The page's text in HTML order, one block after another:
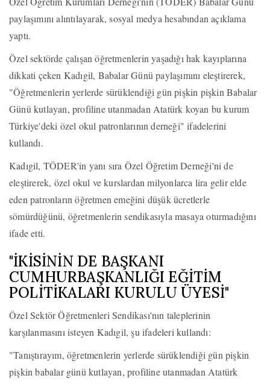
paylaşımını alıntılayarak, sosyal medya hesabından açıklama
yaptı.
Özel sektörde çalışan öğretmenlerin yaşadığı hak kayıplarına
dikkati çeken Kadıgil, Babalar Günü paylaşımını eleştirerek,
"Öğretmenlerin yerlerde sürüklendiği gün pişkin pişkin Babalar
Günü kutlayan, profiline utanmadan Atatürk koyan bu kurum
Türkiye'deki özel okul patronlarının derneği" ifadelerini
kullandı.
Kadıgil, TÖDER'in yanı sıra Özel Öğretim Derneği'ni de
eleştirerek, özel okul ve kurslardan milyonlarca lira gelir elde
eden patronların öğretmen emeğini düşük ücretlerle
sömürdüğünü, öğretmenlerin sendikasıyla masaya oturmadığını
ifade etti.
"İKİSİNİN DE BAŞKANI
CUMHURBAŞKANLIĞI EĞİTİM
POLİTİKALARI KURULU ÜYESİ"
Özel Sektör Öğretmenleri Sendikası'nın taleplerinin
karşılanmasını isteyen Kadıgil, şu ifadeleri kullandı:
"Tanıştırayım, öğretmenlerin yerlerde sürüklendiği gün pişkin
pişkin babalar günü kutlayan, profiline utanmadan Atatürk